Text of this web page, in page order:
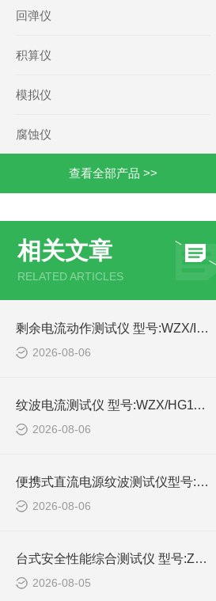
回弹仪
积算仪
模拟仪
腐蚀仪
查看全部产品 >>
相关文章
RELATED ARTICLES
剩余电流动作测试仪 型号:WZX/IDB-4的详细介绍
2026-08-06
纹波电流测试仪 型号:WZX/HG1100-10A库号：M414989的简单介绍
2026-08-06
便携式直流电源纹波测试仪型号:WZX/DYWB-260的简单介绍
2026-08-06
台式安全性能综合测试仪 型号:ZX/HEX330的详细介绍
2026-08-05